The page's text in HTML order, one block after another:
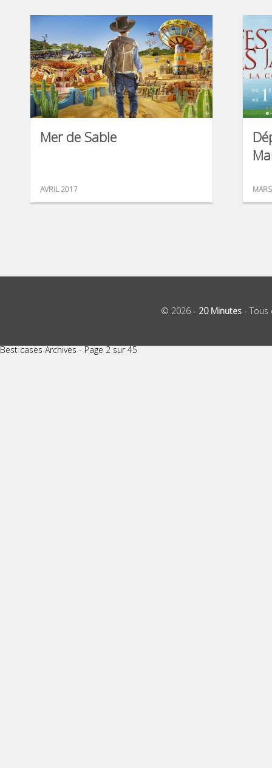
Mer de Sable
AVRIL 2017
© 2026 - 20 Minutes -
Best cases Archives - Page 2 sur 45